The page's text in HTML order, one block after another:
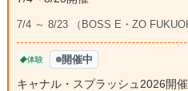
7/4 ～ 8/23 （BOSS E・ZO
体験 開催中
キャナル・スプラッシュ2026開